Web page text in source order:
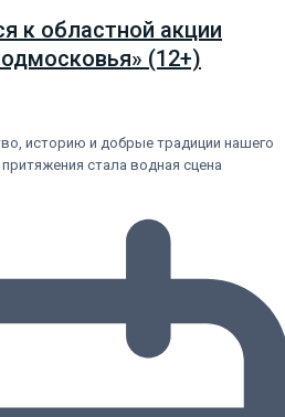
к областной акции
(12+)
историю и добрые традиции нашего
стала водная сцена